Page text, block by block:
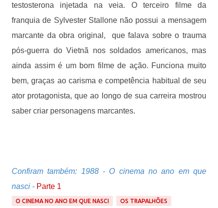
testosterona injetada na veia. O terceiro filme da
franquia de Sylvester Stallone não possui a mensagem
marcante da obra original, que falava sobre o trauma
pós-guerra do Vietnã nos soldados americanos, mas
ainda assim é um bom filme de ação. Funciona muito
bem, graças ao carisma e competência habitual de seu
ator protagonista, que ao longo de sua carreira mostrou
saber criar personagens marcantes.
Confiram também: 1988 - O cinema no ano em que
nasci - Parte 1
O CINEMA NO ANO EM QUE NASCI OS TRAPALHÕES